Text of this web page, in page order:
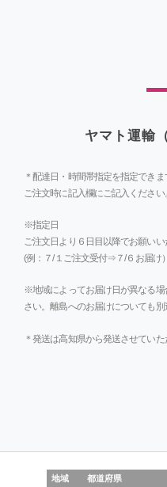
ヤマト運輸
＊配達日・時間帯指定を指定できま
ご注文時に記入欄にご記入ください。
※指定日
ご注文日より６日目以降でお願いい
(例：７/１ご注文受付⇒７/６お届け）
※地域によってお届け日が異なる
さい。離島へのお届けについても別
＊発送は高知県から発送させていた
地域 都道府県